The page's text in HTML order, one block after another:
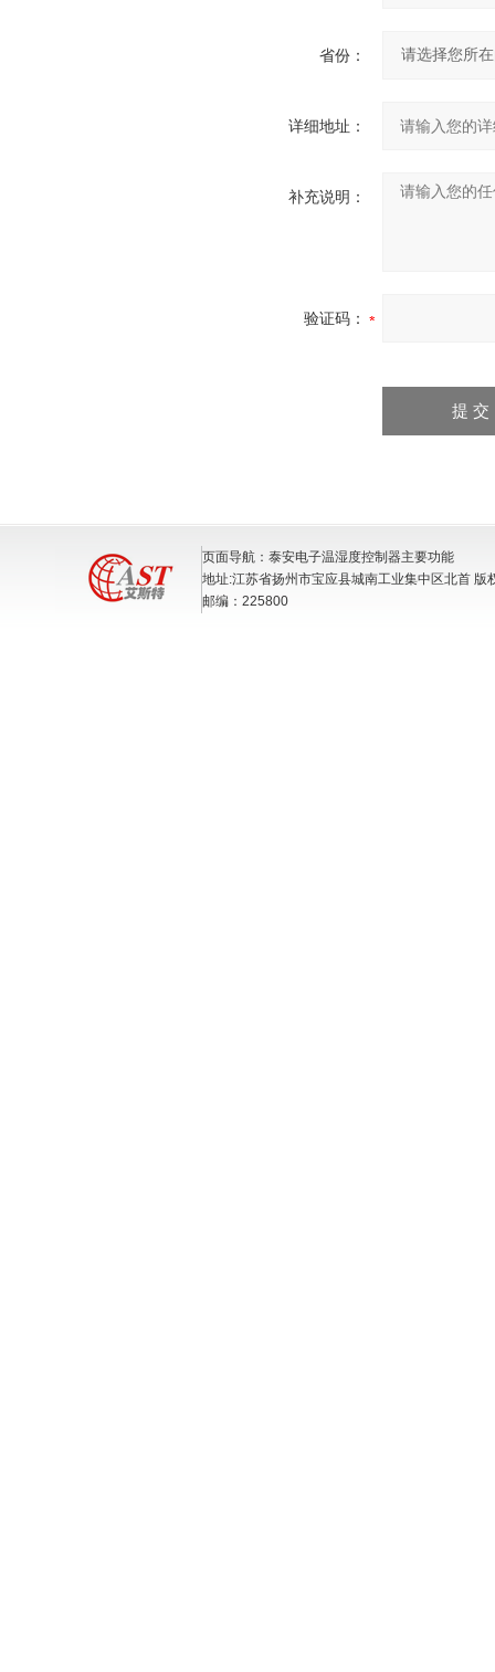
省份：
详细地址：
补充说明：
验证码：
页面导航：泰安电子温湿度控制器主要功能
地址:江苏省扬州市宝应县城南工业集中区北首 版
邮编：225800